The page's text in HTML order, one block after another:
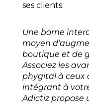
ses clients.
Une borne
moyen
boutique et de
Associez les
phygital à ceux
intégrant à
Adictiz propose